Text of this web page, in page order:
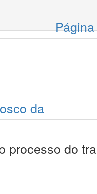
da
processo do